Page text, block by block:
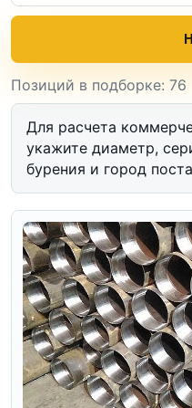
Позиций в подборке: 76
Для расчета
укажите диаметр,
бурения и город